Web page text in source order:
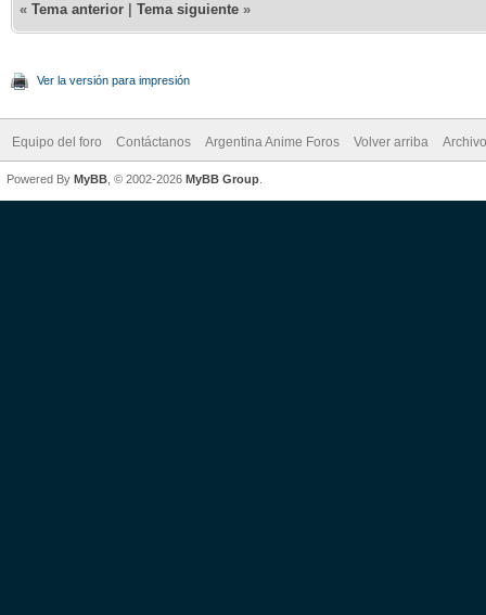
« Tema anterior Tema siguiente »
Ver la versión para impresión
Equipo del foro Contáctanos Argentina Anime Foros Volver arriba
Powered By MyBB , © 2002-2026 MyBB Group